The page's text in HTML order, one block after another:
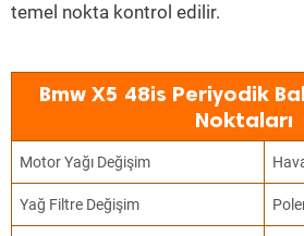
temel nokta kontrol edilir.
Bmw X5 48is Periyodik
Noktaları
Motor Yağı Değişim
Yağ Filtre Değişim